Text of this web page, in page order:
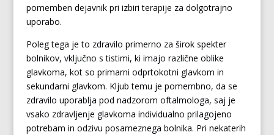
pomemben dejavnik pri izbiri terapije za dolgotrajno
uporabo.
Poleg tega je to zdravilo primerno za širok spekter
bolnikov, vključno s tistimi, ki imajo različne oblike
glavkoma, kot so primarni odprtokotni glavkom in
sekundarni glavkom. Kljub temu je pomembno, da se
zdravilo uporablja pod nadzorom oftalmologa, saj je
vsako zdravljenje glavkoma individualno prilagojeno
potrebam in odzivu posameznega bolnika. Pri nekaterih